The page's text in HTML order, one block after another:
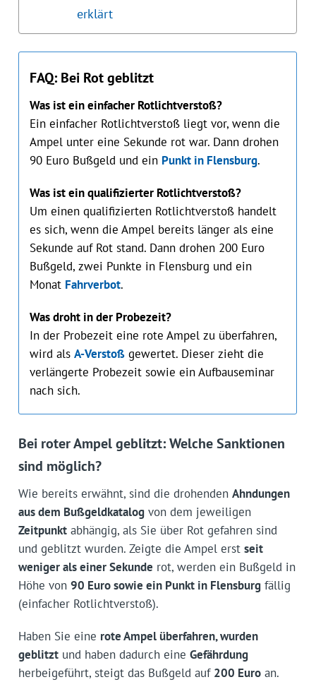
erklärt
FAQ: Bei Rot geblitzt
Was ist ein einfacher Rotlichtverstoß?
Ein einfacher Rotlichtverstoß liegt vor, wenn die
Ampel unter eine Sekunde rot war. Dann drohen
90 Euro Bußgeld und ein Punkt in Flensburg.
Was ist ein qualifizierter Rotlichtverstoß?
Um einen qualifizierten Rotlichtverstoß handelt
es sich, wenn die Ampel bereits länger als eine
Sekunde auf Rot stand. Dann drohen 200 Euro
Bußgeld, zwei Punkte in Flensburg und ein
Monat Fahrverbot.
Was droht in der Probezeit?
In der Probezeit eine rote Ampel zu überfahren,
wird als A-Verstoßgewertet. Dieser zieht die
verlängerte Probezeit sowie ein Aufbauseminar
nach sich.
Bei roter Ampel geblitzt: Welche Sanktionen
sind möglich?
Wie bereits erwähnt, sind die drohenden Ahndungen
aus dem Bußgeldkatalogvon dem jeweiligen
Zeitpunktabhängig, als Sie über Rot gefahren sind
und geblitzt wurden. Zeigte die Ampel erst seit
weniger als einer Sekunde rot, werden ein Bußgeld in
Höhe von 90 Euro sowie ein Punkt in Flensburgfällig
(einfacher Rotlichtverstoß).
Haben Sie eine rote Ampel überfahren, wurden
geblitztund haben dadurch eine Gefährdung
herbeigeführt, steigt das Bußgeld auf 200 Euroan.